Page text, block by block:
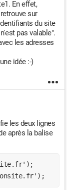
En effet,
sur
du site
pas valable".
les adresses
idée :-)
les deux lignes
après la balise